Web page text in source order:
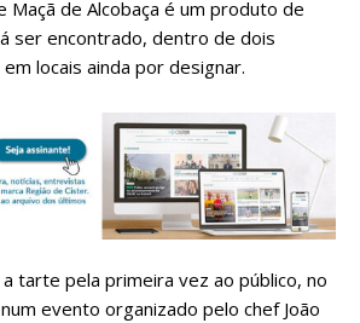
Maçã de Alcobaça é um produto de
ser encontrado, dentro de dois
locais ainda por designar.
tarte pela primeira vez ao público, no
evento organizado pelo chef João